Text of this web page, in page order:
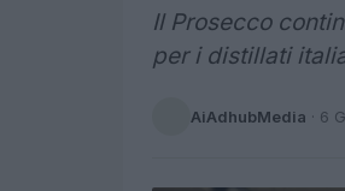
Il Prosecco
per i distillati
AiAdhubMedia · 6